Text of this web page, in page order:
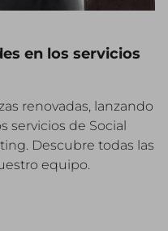
en los servicios
renovadas, lanzando
servicios de Social
Descubre todas las
equipo.